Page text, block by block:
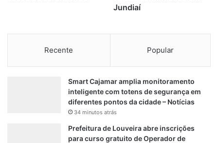
Jundiaí
Recente Popular
Smart Cajamar amplia monitoramento
inteligente com totens de segurança em
diferentes pontos da cidade – Notícias
34 minutos atrás
Prefeitura de Louveira abre inscrições
para curso gratuito de Operador de